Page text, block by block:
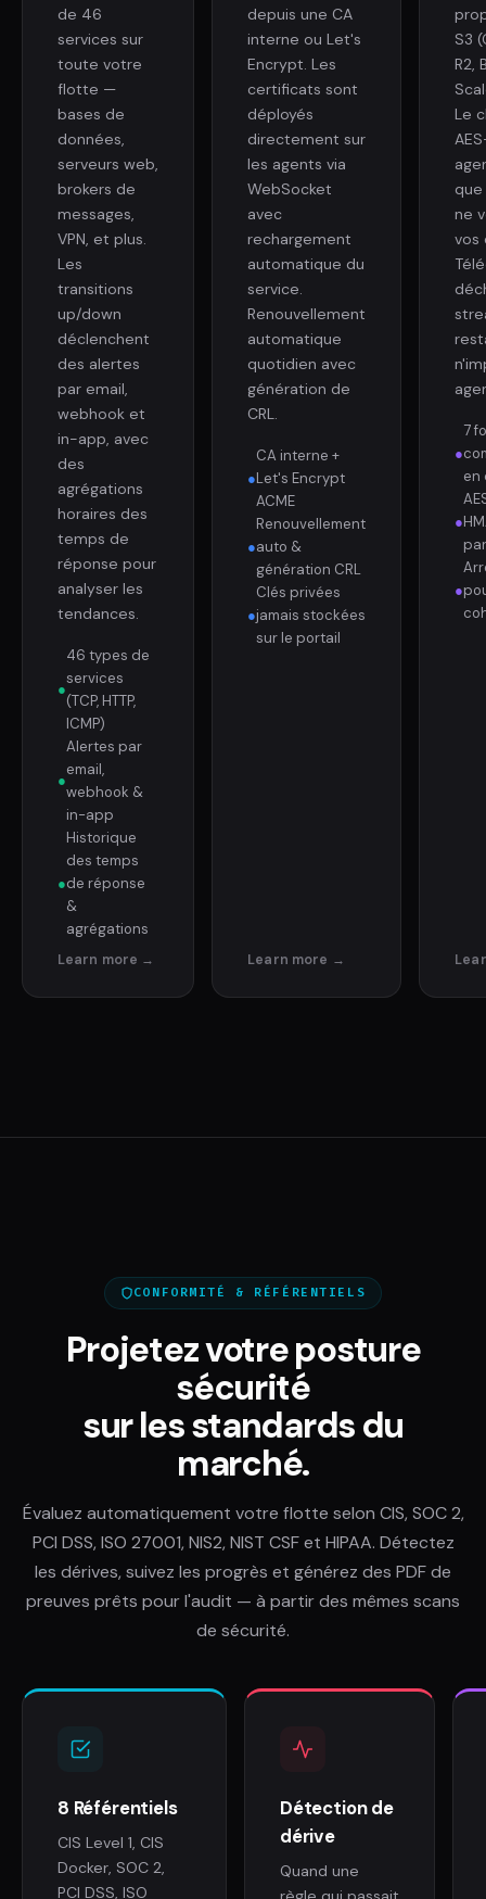
de 46
services sur
toute votre
flotte —
bases de
données,
serveurs web,
brokers de
messages,
VPN, et plus.
Les
transitions
up/down
déclenchent
des alertes
par email,
webhook et
in-app, avec
des
agrégations
horaires des
temps de
réponse pour
analyser les
tendances.
●
46 types de
services
(TCP, HTTP,
ICMP)
●
Alertes par
email,
webhook &
in-app
●
Historique
des temps
de réponse
&
agrégations
depuis une CA
interne ou Let's
Encrypt. Les
certificats sont
déployés
directement sur
les agents via
WebSocket
avec
rechargement
automatique du
service.
Renouvellement
automatique
quotidien avec
génération de
CRL.
●
CA interne +
Let's Encrypt
ACME
●
Renouvellement
auto &
génération CRL
●
Clés privées
jamais stockées
sur le portail
S3
R2,
Le
que
ne
vos
●
7
en
●
●
CONFORMITÉ & RÉFÉRENTIELS
Projetez votre posture
sécurité
sur les standards du
marché.
Évaluez automatiquement votre flotte selon CIS, SOC 2,
PCI DSS, ISO 27001, NIS2, NIST CSF et HIPAA. Détectez
les dérives, suivez les progrès et générez des PDF de
preuves prêts pour l'audit — à partir des mêmes scans
de sécurité.
8 Référentiels
CIS Level 1, CIS
Docker, SOC 2,
PCI DSS, ISO
Détection de
dérive
Quand une